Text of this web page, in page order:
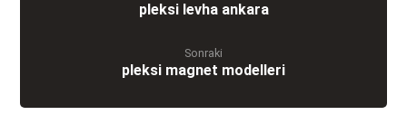
pleksi levha ankara
Sonraki
pleksi magnet modelleri